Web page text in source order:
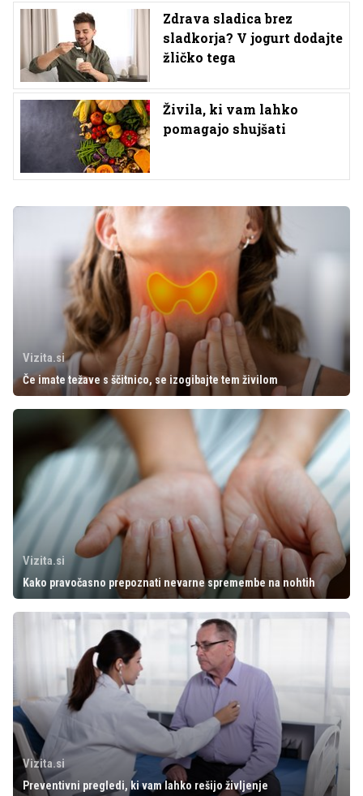
Zdrava sladica brez
sladkorja? V jogurt dodajte
žličko tega
Živila, ki vam lahko
pomagajo shujšati
Vizita.si
Če imate težave s ščitnico, se izogibajte tem živilom
Vizita.si
Kako pravočasno prepoznati nevarne spremembe na nohtih
Vizita.si
Preventivni pregledi, ki vam lahko rešijo življenje